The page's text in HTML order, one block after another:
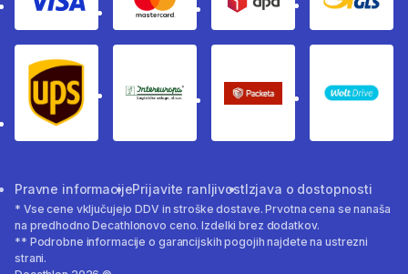
Visa Mastercard Dpd Gls
Ups Intereuropa Packeta Sledenje
WOLT
Pravne informacijePrijavite ranljivostIzjava o dostopnosti
* Vse cene vključujejo DDV in stroške dostave. Prvotna cena se nanaša
na predhodno Decathlonovo ceno. Izdelki brez dodatkov.
** Podrobne informacije o garancijskih pogojih najdete na ustrezni
strani.